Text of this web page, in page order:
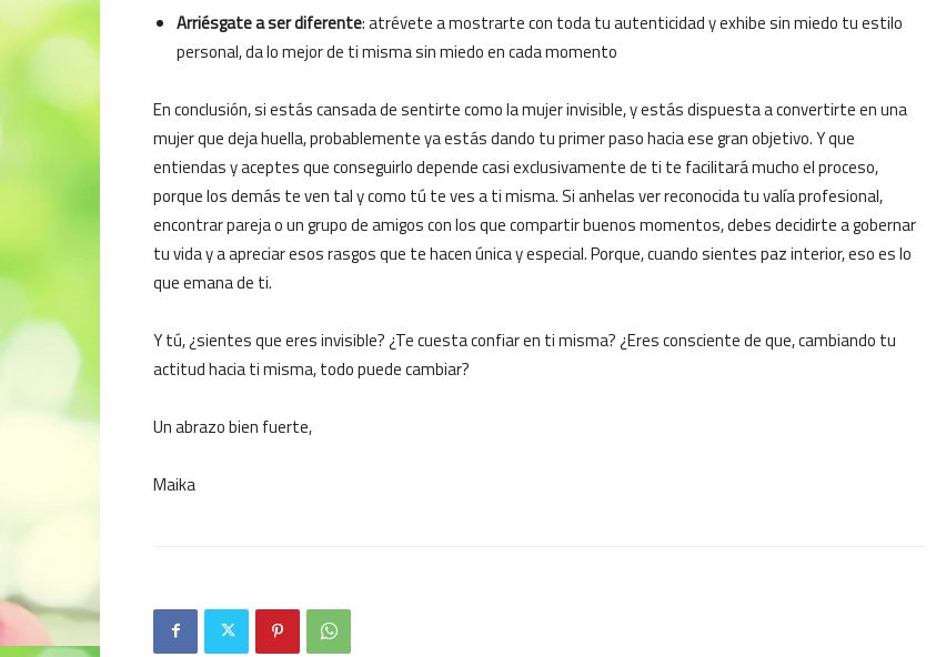
Arriésgate a ser diferente: atrévete a mostrarte con toda tu autenticidad y exhibe sin miedo tu estilo
personal, da lo mejor de ti misma sin miedo en cada momento
En conclusión, si estás cansada de sentirte como la mujer invisible, y estás dispuesta a convertirte en una
mujer que deja huella, probablemente ya estás dando tu primer paso hacia ese gran objetivo. Y que
entiendas y aceptes que conseguirlo depende casi exclusivamente de ti te facilitará mucho el proceso,
porque los demás te ven tal y como tú te ves a ti misma. Si anhelas ver reconocida tu valía profesional,
encontrar pareja o un grupo de amigos con los que compartir buenos momentos, debes decidirte a gobernar
tu vida y a apreciar esos rasgos que te hacen única y especial. Porque, cuando sientes paz interior, eso es lo
que emana de ti.
Y tú, ¿sientes que eres invisible? ¿Te cuesta confiar en ti misma? ¿Eres consciente de que, cambiando tu
actitud hacia ti misma, todo puede cambiar?
Un abrazo bien fuerte,
Maika